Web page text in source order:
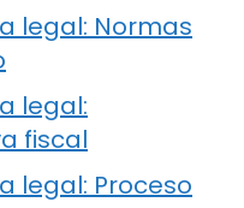
legal: Normas
legal:
fiscal
legal: Proceso